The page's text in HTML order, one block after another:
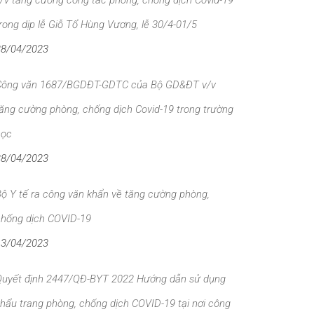
dịp lễ Giỗ Tổ Hùng Vương, lễ 30/4-01/5
04/2023
văn 1687/BGDĐT-GDTC của Bộ GD&ĐT v/v
cường phòng, chống dịch Covid-19 trong trường
04/2023
Y tế ra công văn khẩn về tăng cường phòng,
dịch COVID-19
04/2023
định 2447/QĐ-BYT 2022 Hướng dẫn sử dụng
trang phòng, chống dịch COVID-19 tại nơi công